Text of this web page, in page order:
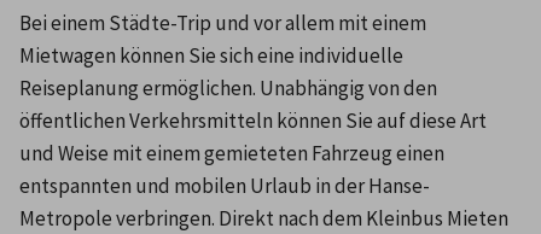
Bei einem Städte-Trip und vor allem mit einem
Mietwagen können Sie sich eine individuelle
Reiseplanung ermöglichen. Unabhängig von den
öffentlichen Verkehrsmitteln können Sie auf diese Art
und Weise mit einem gemieteten Fahrzeug einen
entspannten und mobilen Urlaub in der Hanse-
Metropole verbringen. Direkt nach dem Kleinbus Mieten